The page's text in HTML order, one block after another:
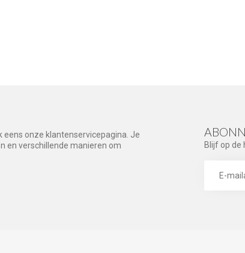
eens onze klantenservicepagina. Je
en verschillende manieren om
Blijf op de